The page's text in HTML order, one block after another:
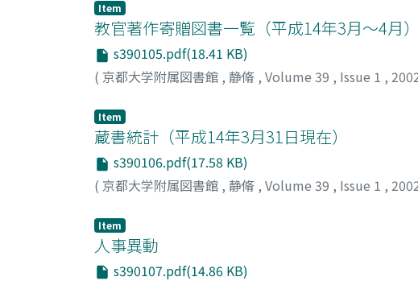
Item
教官著作寄贈図書一覧（平成14年3月～4月）
s390105.pdf(18.41 KB)
( 京都大学附属図書館 , 静脩 , Volume 39 , Issue 1 ,
Item
蔵書統計（平成14年3月31日現在）
s390106.pdf(17.58 KB)
( 京都大学附属図書館 , 静脩 , Volume 39 , Issue 1 ,
Item
人事異動
s390107.pdf(14.86 KB)